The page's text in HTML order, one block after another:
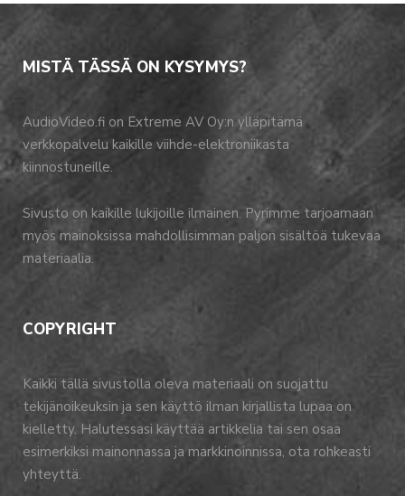
MISTÄ TÄSSÄ ON KYSYMYS?
AudioVideo.fi on Extreme AV Oy:n ylläpitämä
verkkopalvelu kaikille viihde-elektroniikasta
kiinnostuneille.
Sivusto on kaikille lukijoille ilmainen. Pyrimme tarjoamaan
myös mainoksissa mahdollisimman paljon sisältöä tukevaa
materiaalia.
COPYRIGHT
Kaikki tällä sivustolla oleva materiaali on suojattu
tekijänoikeuksin ja sen käyttö ilman kirjallista lupaa on
kielletty. Halutessasi käyttää artikkelia tai sen osaa
esimerkiksi mainonnassa ja markkinoinnissa, ota rohkeasti
yhteyttä.